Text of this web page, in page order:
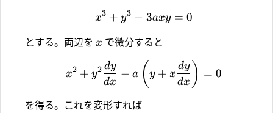
x3 + y3 − 3axy = 0
とする。両辺を x で微分すると
x2 + y2
dx
dy
− a ( y + x
dx
dy ) = 0
を得る。これを変形すれば